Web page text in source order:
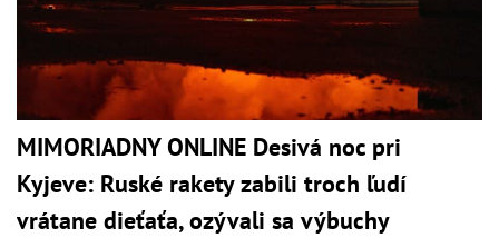
MIMORIADNY ONLINE Desivá noc pri
Kyjeve: Ruské rakety zabili troch ľudí
vrátane dieťaťa, ozývali sa výbuchy